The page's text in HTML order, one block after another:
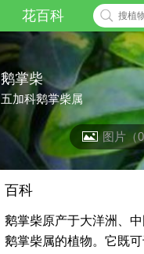
花百科
鹅掌柴
五加科鹅掌柴属
图片（
百科
鹅掌柴原产于大洋洲、
鹅掌柴属的植物。它既